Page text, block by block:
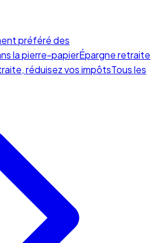
préféré des
la pierre-papierÉpargne retraite
réduisez vos impôtsTous les